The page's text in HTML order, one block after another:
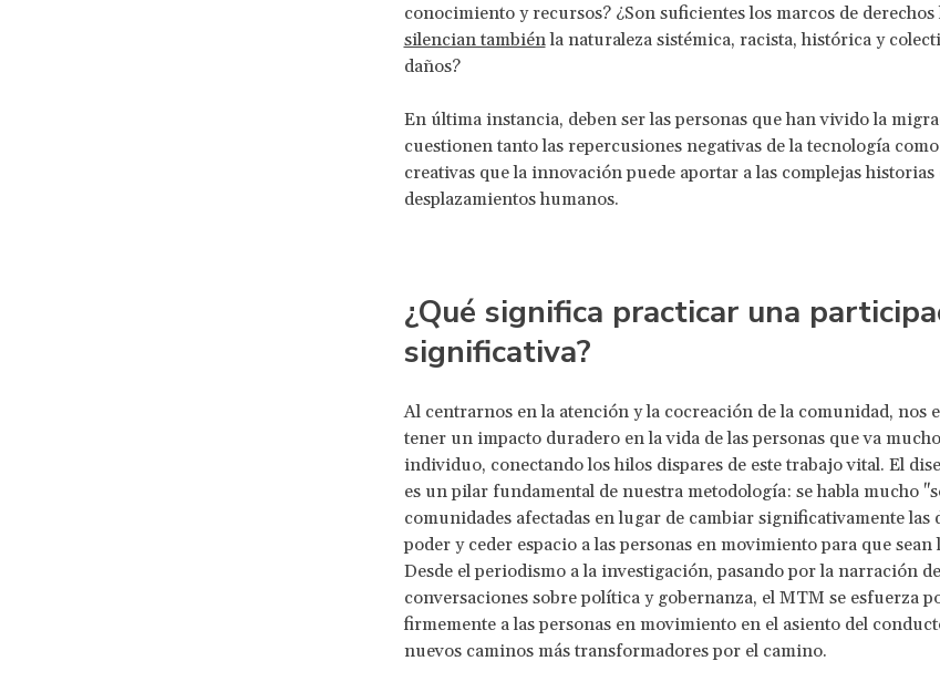
conocimiento y recursos? ¿Son suficientes los marcos de derechos
silencian tambiénla naturaleza sistémica, racista, histórica y
daños?
En última instancia, deben ser las personas que han vivido la
cuestionen tanto las repercusiones negativas de la tecnología
creativas que la innovación puede aportar a las complejas historias
desplazamientos humanos.
¿Qué significa practicar una
significativa?
Al centrarnos en la atención y la cocreación de la comunidad, nos
tener un impacto duradero en la vida de las personas que va
individuo, conectando los hilos dispares de este trabajo vital. El
es un pilar fundamental de nuestra metodología: se habla mucho
comunidades afectadas en lugar de cambiar significativamente las
poder y ceder espacio a las personas en movimiento para que sean
Desde el periodismo a la investigación, pasando por la narración
conversaciones sobre política y gobernanza, el MTM se esfuerza
firmemente a las personas en movimiento en el asiento del
nuevos caminos más transformadores por el camino.